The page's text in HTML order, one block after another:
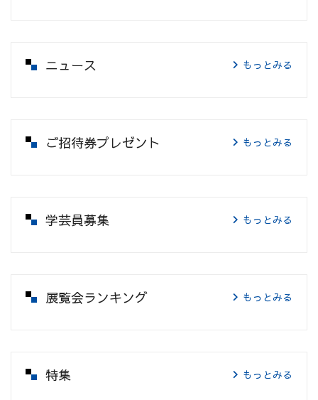
ニュース もっとみる
ご招待券プレゼント もっとみる
学芸員募集 もっとみる
展覧会ランキング もっとみる
特集 もっとみる